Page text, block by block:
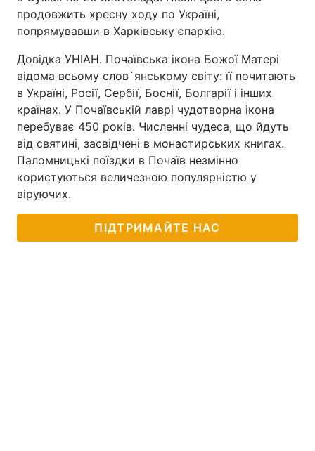
Лонгріди
Відео з Youtube Статті
Інтерв'ю Думки
Архів Вакансії
Контакти
Послуги
продовжить хресну ходу по Україні,
попрямувавши в Харківську єпархію.
Довідка УНІАН. Почаївська ікона Божої Матері
відома всьому слов`янському світу: її почитають
в Україні, Росії, Сербії, Боснії, Болгарії і інших
країнах. У Почаївській лаврі чудотворна ікона
перебуває 450 років. Численні чудеса, що йдуть
від святині, засвідчені в монастирських книгах.
Паломницькі поїздки в Почаїв незмінно
користуються величезною популярністю у
віруючих.
ПІДТРИМАЙТЕ НАС